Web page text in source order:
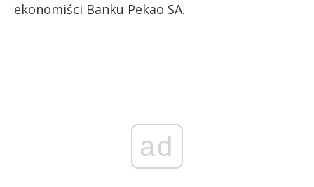
ekonomiści Banku Pekao SA.
ad